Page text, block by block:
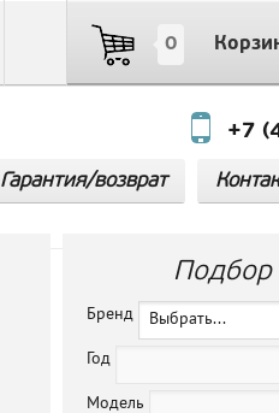
0
+7
Гарантия/возврат
Подбор
Бренд Выбрать...
Год
Модель